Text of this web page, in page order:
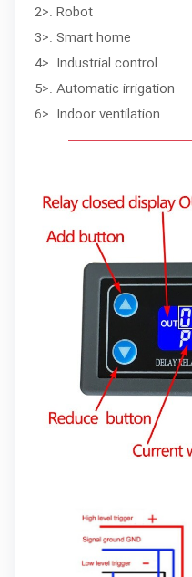
2>. Robot
3>. Smart home
4>. Industrial control
5>. Automatic irrigation
6>. Indoor ventilation